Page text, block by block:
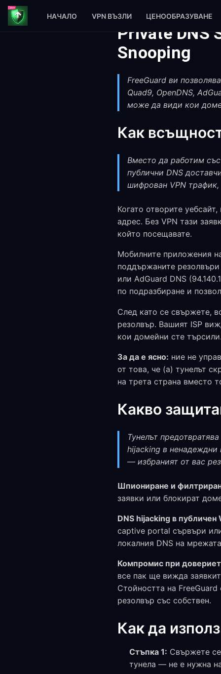
НАЧАЛО VPN ВЪЗЛИ ЦЕНООБРАЗУВАНЕ
Private DNS
Snooping
FreeGuard ви
Quad9, OpenDNS,
може да види кои
Как
Вместо да работим
публични DNS
шифрован VPN трафик,
Когато отворите
адрес. Без VPN тази
който посещавате.
Мобилните приложения
поддържаните
или AdGuard DNS
по подразбиране и
След като се свържете,
резолвър. Вашият ISP
кои домейни сте
За да е ясно: ние не
от това, че (a) тунелът
на трета страна вместо
Какво
Тунелът
hijacking в ненадеждни
— избраният от вас
Шпиониране и
заявки или блокират
DNS hijacking в публичен
captive portal сървъри
локалния DNS на
Компромис при
все пак ще вижда
Стойността на
резолвър със собствен.
Как да
Стъпка 1: Свържете
тунела — не е нужна